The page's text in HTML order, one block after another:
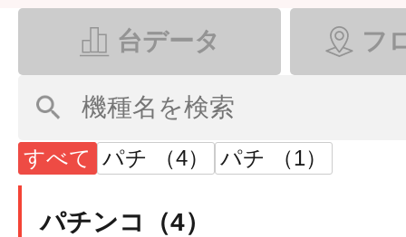
台データ フ
すべて パチ （4） パチ （1）
パチンコ（4）